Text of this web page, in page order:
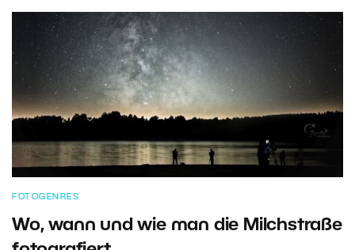
FOTOGENRES
Wo, wann und wie man die Milchstraße